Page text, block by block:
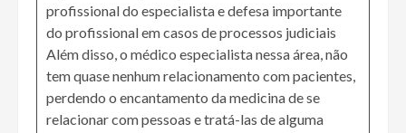
profissional do especialista e defesa importante
do profissional em casos de processos judiciais
Além disso, o médico especialista nessa área, não
tem quase nenhum relacionamento com pacientes,
perdendo o encantamento da medicina de se
relacionar com pessoas e tratá-las de alguma